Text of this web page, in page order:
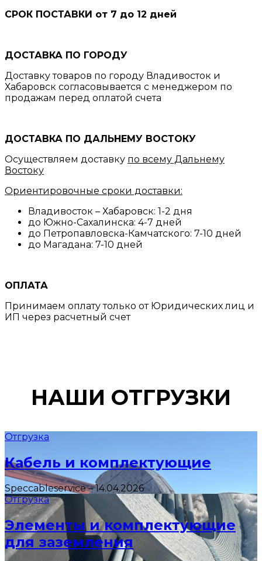
СРОК ПОСТАВКИ от 7 до 12 дней
ДОСТАВКА ПО ГОРОДУ
Доставку товаров по городу Владивосток и
Хабаровск согласовывается с менеджером по
продажам перед оплатой счета
ДОСТАВКА ПО ДАЛЬНЕМУ ВОСТОКУ
Осуществляем доставку по всему Дальнему
Востоку
Ориентировочные сроки доставки:
Владивосток – Хабаровск: 1-2 дня
до Южно-Сахалинска: 4-7 дней
до Петропавловска-Камчатского: 7-10 дней
до Магадана: 7-10 дней
ОПЛАТА
Принимаем оплату только от Юридических лиц и
ИП через расчетный счет
НАШИ ОТГРУЗКИ
Отгрузка
Кабель и комплектующие
Speccableservice–14.04.2026
Отгрузка
Элементы и комплектующие
для заземления